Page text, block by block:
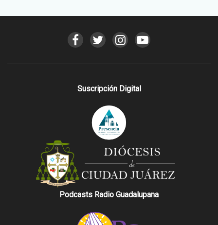
Suscripción Digital
Podcasts Radio Guadalupana